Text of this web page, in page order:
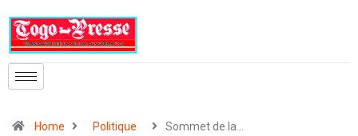
Home Politique Sommet de la…